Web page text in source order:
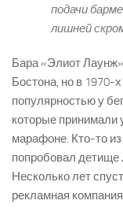
подачи
лишней
Бара «Элиот Лаунж»
Бостона, но в 1970-
популярностью у
которые принимали
марафоне. Кто-то
попробовал детище
Несколько лет
рекламная